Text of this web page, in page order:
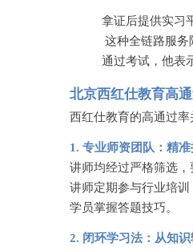
拿证后提供实习
这种全链路服务
通过考试，他表
北京西红仕教育高
西红仕教育的高通过
1. 专业师资团队：精
讲师均经过严格筛选
讲师定期参与行业培
学员掌握答题技巧。
2. 闭环学习法：从知